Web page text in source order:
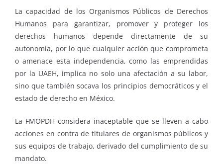
La capacidad de los Organismos Públicos de Derechos
Humanos para garantizar, promover y proteger los
derechos humanos depende directamente de su
autonomía, por lo que cualquier acción que comprometa
o amenace esta independencia, como las emprendidas
por la UAEH, implica no solo una afectación a su labor,
sino que también socava los principios democráticos y el
estado de derecho en México.
La FMOPDH considera inaceptable que se lleven a cabo
acciones en contra de titulares de organismos públicos y
sus equipos de trabajo, derivado del cumplimiento de su
mandato.